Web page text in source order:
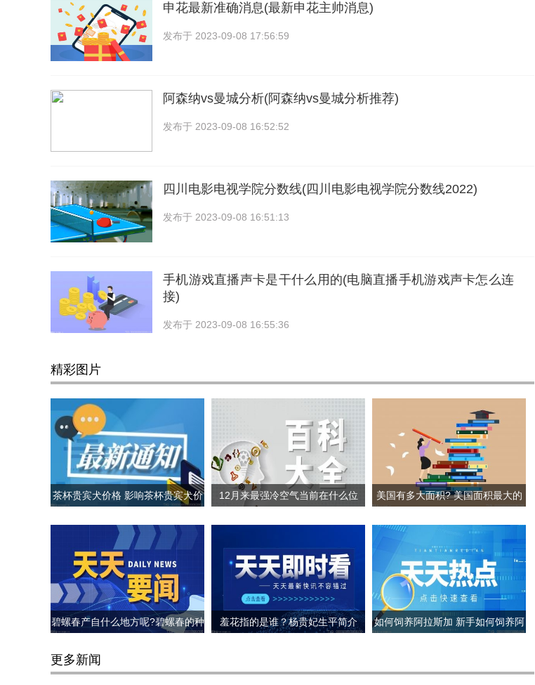
申花最新准确消息(最新申花主帅消息)
发布于 2023-09-08 17:56:59
阿森纳vs曼城分析(阿森纳vs曼城分析推荐)
发布于 2023-09-08 16:52:52
四川电影电视学院分数线(四川电影电视学院分数线2022)
发布于 2023-09-08 16:51:13
手机游戏直播声卡是干什么用的(电脑直播手机游戏声卡怎么连
接)
发布于 2023-09-08 16:55:36
精彩图片
茶杯贵宾犬价格 影响茶杯贵宾犬价
12月来最强冷空气当前在什么位
美国有多大面积? 美国面积最大的
碧螺春产自什么地方呢?碧螺春的种
羞花指的是谁？杨贵妃生平简介
如何饲养阿拉斯加 新手如何饲养阿
更多新闻